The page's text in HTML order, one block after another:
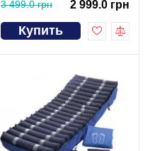
3 499.0 грн 2 999.0 грн
Купить